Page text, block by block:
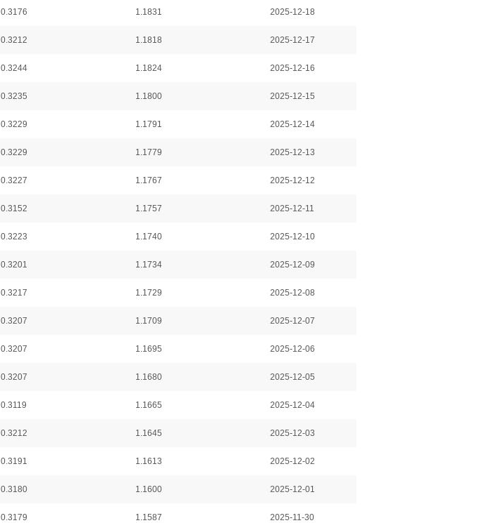
0.3176 1.1831 2025-12-18
0.3212 1.1818 2025-12-17
0.3244 1.1824 2025-12-16
0.3235 1.1800 2025-12-15
0.3229 1.1791 2025-12-14
0.3229 1.1779 2025-12-13
0.3227 1.1767 2025-12-12
0.3152 1.1757 2025-12-11
0.3223 1.1740 2025-12-10
0.3201 1.1734 2025-12-09
0.3217 1.1729 2025-12-08
0.3207 1.1709 2025-12-07
0.3207 1.1695 2025-12-06
0.3207 1.1680 2025-12-05
0.3119 1.1665 2025-12-04
0.3212 1.1645 2025-12-03
0.3191 1.1613 2025-12-02
0.3180 1.1600 2025-12-01
0.3179 1.1587 2025-11-30